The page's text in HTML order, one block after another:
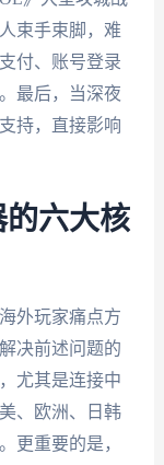
束手束脚，难
付、账号登录
最后，当深夜
持，直接影响
六大核
外玩家痛点方
决前述问题的
尤其是连接中
、欧洲、日韩
更重要的是，